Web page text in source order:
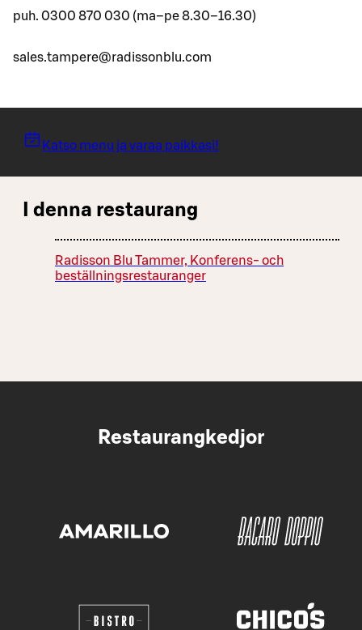
puh. 0300 870 030 (ma–pe 8.30–16.30)
sales.tampere@radissonblu.com
Katso menu ja varaa paikkasi!
I denna restaurang
Radisson Blu Tammer, Konferens- och
beställningsrestauranger
Restaurangkedjor